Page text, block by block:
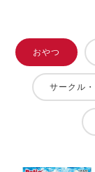
おやつ
サークル